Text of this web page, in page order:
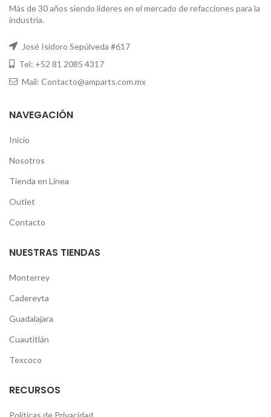
Más de 30 años siendo líderes en el mercado de refacciones para la
industria.
José Isidoro Sepúlveda #617
Tel: +52 81 2085 4317
Mail: Contacto@amparts.com.mx
NAVEGACIÓN
Inicio
Nosotros
Tienda en Línea
Outlet
Contacto
NUESTRAS TIENDAS
Monterrey
Cadereyta
Guadalajara
Cuautitlán
Texcoco
RECURSOS
Políticas de Privacidad